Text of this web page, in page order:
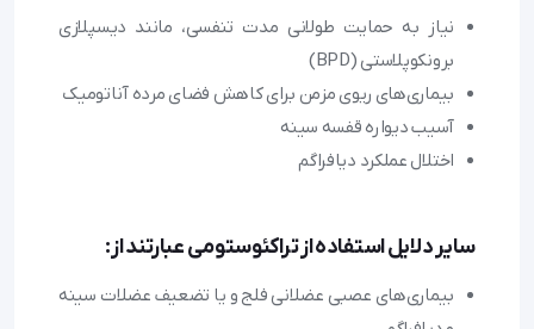
نیاز به حمایت طولانی مدت تنفسی، مانند دیسپلازی
برونکوپلاستی (BPD)
بیماری‌های ریوی مزمن برای کاهش فضای مرده آناتومیک
آسیب دیواره قفسه سینه
اختلال عملکرد دیافراگم
سایر دلایل استفاده از تراکئوستومی عبارتند از:
بیماری‌های عصبی عضلانی فلج و یا تضعیف عضلات سینه